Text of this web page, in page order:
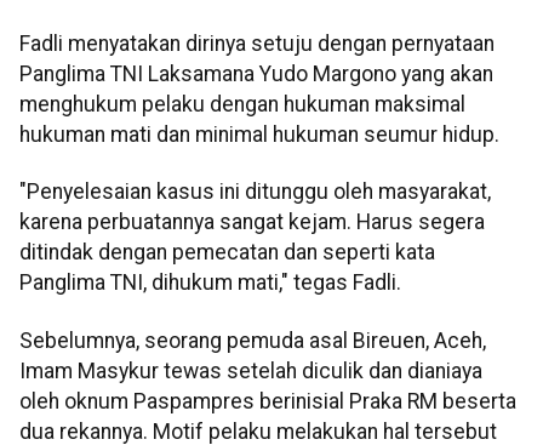
Fadli menyatakan dirinya setuju dengan pernyataan
Panglima TNI Laksamana Yudo Margono yang akan
menghukum pelaku dengan hukuman maksimal
hukuman mati dan minimal hukuman seumur hidup.
"Penyelesaian kasus ini ditunggu oleh masyarakat,
karena perbuatannya sangat kejam. Harus segera
ditindak dengan pemecatan dan seperti kata
Panglima TNI, dihukum mati," tegas Fadli.
Sebelumnya, seorang pemuda asal Bireuen, Aceh,
Imam Masykur tewas setelah diculik dan dianiaya
oleh oknum Paspampres berinisial Praka RM beserta
dua rekannya. Motif pelaku melakukan hal tersebut